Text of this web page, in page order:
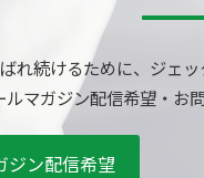
れ続けるために、ジェ
ルマガジン配信希望・お
ジン配信希望